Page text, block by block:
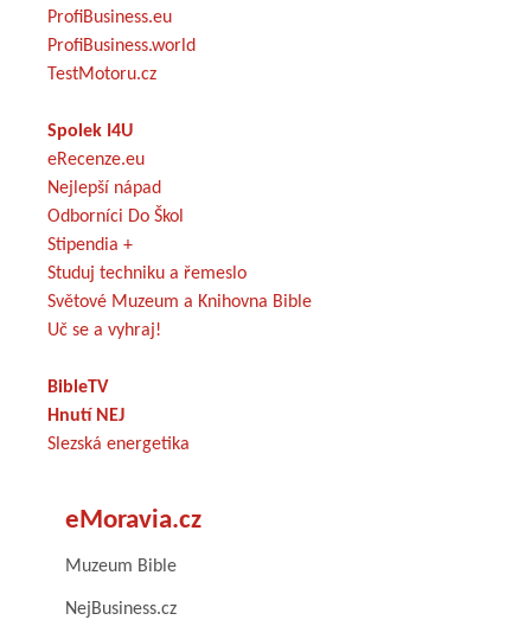
ProfiBusiness.eu
ProfiBusiness.world
TestMotoru.cz
Spolek I4U
eRecenze.eu
Nejlepší nápad
Odborníci Do Škol
Stipendia +
Studuj techniku a řemeslo
Světové Muzeum a Knihovna Bible
Uč se a vyhraj!
BibleTV
Hnutí NEJ
Slezská energetika
eMoravia.cz
Muzeum Bible
NejBusiness.cz